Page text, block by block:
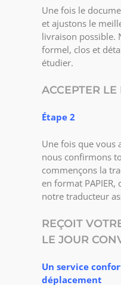
Une fois le
et ajustons le
livraison possible.
formel, clos et
étudier.
ACCEPTER LE
Étape 2
Une fois que vous
nous confirmons
commençons la
en format
notre traducteur
REÇOIT
LE JOUR
Un service
déplacement